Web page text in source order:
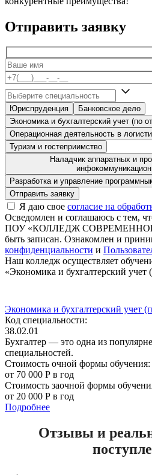
Отправить заявку
Юриспруденция
Банковское дело
Экономика и бухгалтерский учет (по
Операционная деятельность в
Туризм и гостеприимство
Наладчик аппаратных и
Разработка и управление
Я даю свое согласие на
Осведомлен и соглашаюсь с тем,
ПОУ «КОЛЛЕДЖ
быть записан. Ознакомлен и
конфиденциальности и
Наш колледж осуществляет
«Экономика и бухгалтерский учет
Экономика и бухгалтерский учет
Код специальности:
38.02.01
Бухгалтер — это одна из
специальностей.
Стоимость очной формы обучения:
от 70 000 Р в год
Стоимость заочной формы
от 20 000 Р в год
Подробнее
Отзывы и